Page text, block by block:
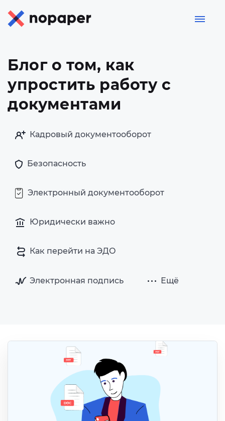
Блог о том, как
упростить работу с
документами
Кадровый документооборот
Безопасность
Электронный документооборот
Юридически важно
Как перейти на ЭДО
Электронная подпись Ещё